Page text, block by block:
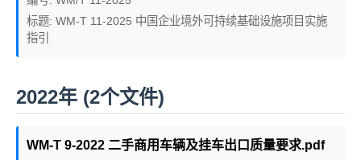
标题: WM-T 11-2025 中国企业境外可持续基础设施项目实施
指引
2022年 (2个文件)
WM-T 9-2022 二手商用车辆及挂车出口质量要求.pdf